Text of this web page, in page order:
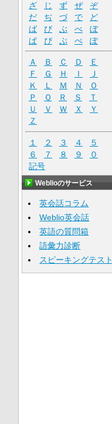
ざ
じ ず ぜ
ぞ
だ
ぢ づ で
ど
ば
び ぶ べ
ぼ
ぱ
ぴ ぷ ぺ ぽ
Ａ Ｂ Ｃ Ｄ
Ｅ
Ｆ
Ｇ Ｈ Ｉ
Ｊ
Ｋ
Ｌ Ｍ Ｎ
Ｏ
Ｐ
Ｑ Ｒ Ｓ
Ｔ
Ｕ
Ｖ Ｗ Ｘ
Ｙ
Ｚ
１ ２ ３ ４
５
６
７ ８ ９
０
記号
Weblioのサービス
英会話コラム
Weblio英会話
英語の質問箱
語彙力診断
スピーキングテスト